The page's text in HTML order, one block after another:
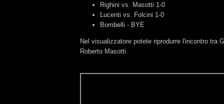
Righini vs. Masotti 1-0
Lucenti vs. Folcini 1-0
Bombelli - BYE
Nel visualizzatore potete riprodurre l'incontro tra
Roberto Masotti.